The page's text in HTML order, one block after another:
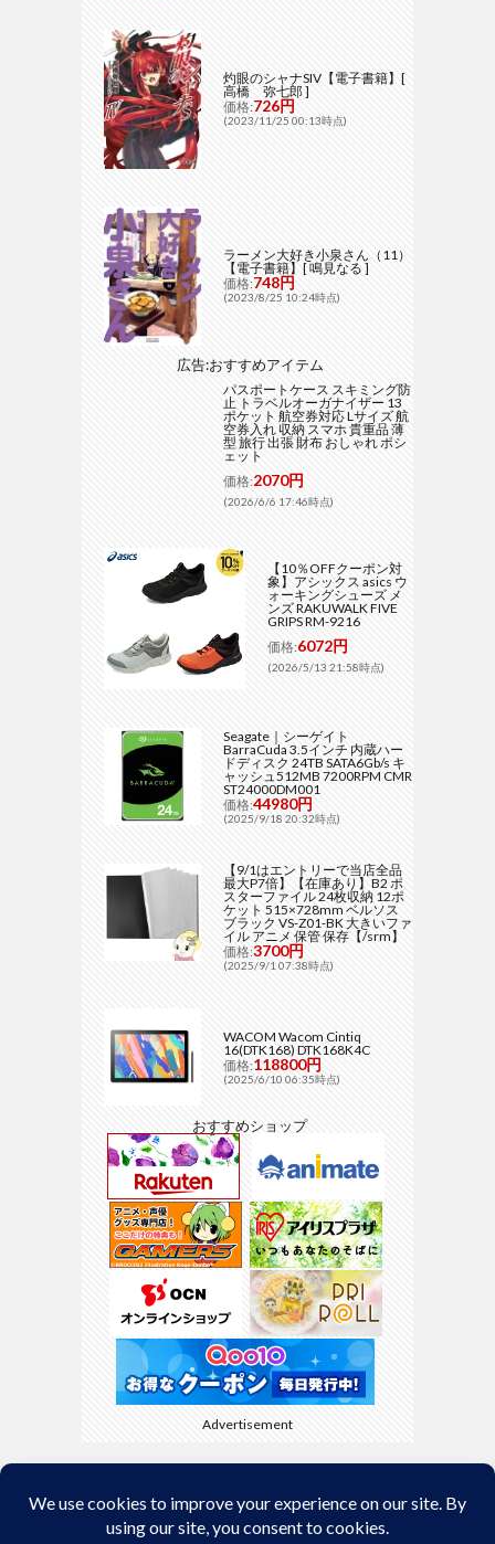
灼眼のシャナSIV【電子書籍】[
高橋 弥七郎 ]
価格:726円
(2023/11/25 00:13時点)
ラーメン大好き小泉さん（11）
【電子書籍】[ 鳴見なる ]
価格:748円
(2023/8/25 10:24時点)
広告:おすすめアイテム
パスポートケース スキミング防
止 トラベルオーガナイザー 13
ポケット 航空券対応 Lサイズ 航
空券入れ 収納 スマホ 貴重品 薄
型 旅行 出張 財布 おしゃれ ポシ
ェット
価格:2070円
(2026/6/6 17:46時点)
【10％OFFクーポン対
象】アシックス asics ウ
ォーキングシューズ メ
ンズ RAKUWALK FIVE
GRIPS RM-9216
価格:6072円
(2026/5/13 21:58時点)
Seagate｜シーゲイト
BarraCuda 3.5インチ 内蔵ハー
ドディスク 24TB SATA6Gb/s キ
ャッシュ512MB 7200RPM CMR
ST24000DM001
価格:44980円
(2025/9/18 20:32時点)
【9/1はエントリーで当店全品
最大P7倍】【在庫あり】B2 ポ
スターファイル 24枚収納 12ポ
ケット 515×728mm ベルソス
ブラック VS-Z01-BK 大きいファ
イル アニメ 保管 保存【/srm】
価格:3700円
(2025/9/1 07:38時点)
WACOM Wacom Cintiq
16(DTK168) DTK168K4C
価格:118800円
(2025/6/10 06:35時点)
おすすめショップ
Advertisement
Back to Top